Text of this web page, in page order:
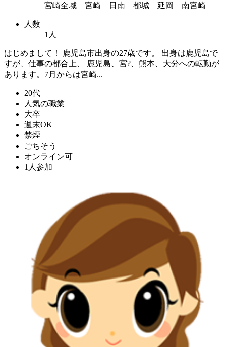
宮崎全域 宮崎 日南 都城 延岡 南宮崎
人数
1人
はじめまして！ 鹿児島市出身の27歳です。 出身は鹿児島で
すが、仕事の都合上、 鹿児島、宮?、熊本、大分への転勤が
あります。7月からは宮崎...
20代
人気の職業
大卒
週末OK
禁煙
ごちそう
オンライン可
1人参加